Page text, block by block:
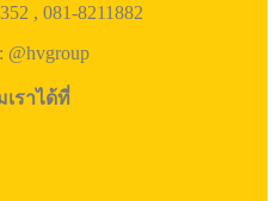
, 081-8211882
เราได้ที่